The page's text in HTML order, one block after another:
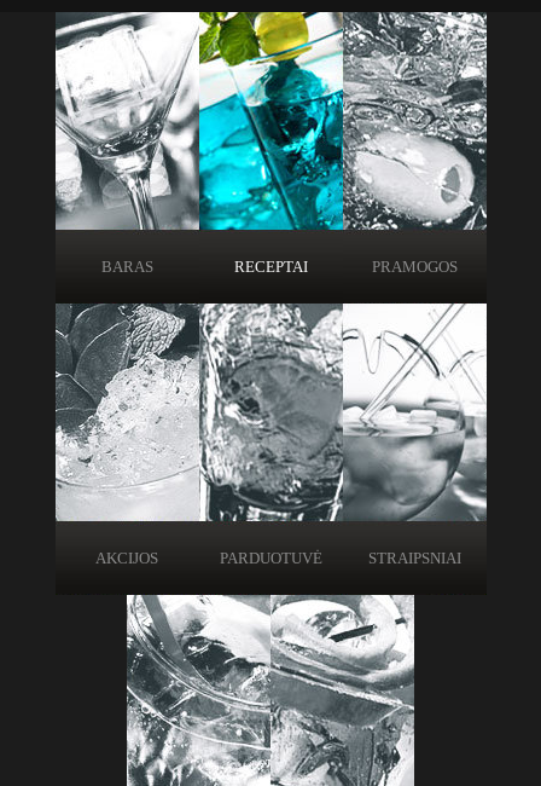
BARAS RECEPTAI PRAMOGOS
AKCIJOS PARDUOTUVĖ STRAIPSNIAI